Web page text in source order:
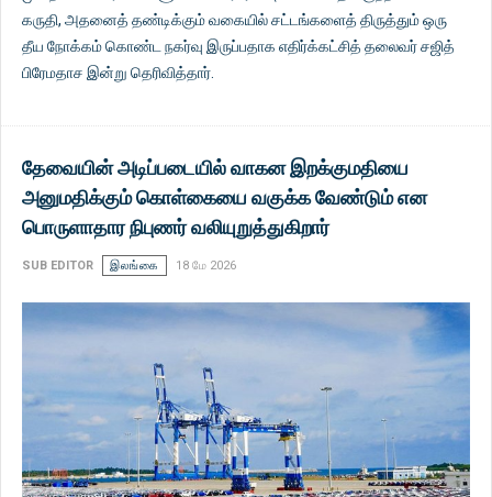
கருதி, அதனைத் தண்டிக்கும் வகையில் சட்டங்களைத் திருத்தும் ஒரு
தீய நோக்கம் கொண்ட நகர்வு இருப்பதாக எதிர்க்கட்சித் தலைவர் சஜித்
பிரேமதாச இன்று தெரிவித்தார்.
தேவையின் அடிப்படையில் வாகன இறக்குமதியை
அனுமதிக்கும் கொள்கையை வகுக்க வேண்டும் என
பொருளாதார நிபுணர் வலியுறுத்துகிறார்
SUB EDITOR இலங்கை 18 மே 2026